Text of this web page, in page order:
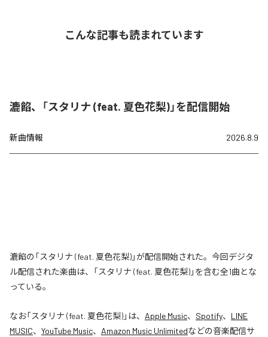
こんな記事も読まれています
漉餡、「スタリナ (feat. 夏色花梨)」を配信開始
新曲情報 2026.8.9
漉餡の「スタリナ (feat. 夏色花梨)」が配信開始された。今回デジタ
ル配信された楽曲は、「スタリナ (feat. 夏色花梨)」を含む全1曲とな
っている。
なお「スタリナ (feat. 夏色花梨)」は、 Apple Music、 Spotify、 LINE
MUSIC、 YouTube Music、 Amazon Music Unlimitedなどの音楽配信サ